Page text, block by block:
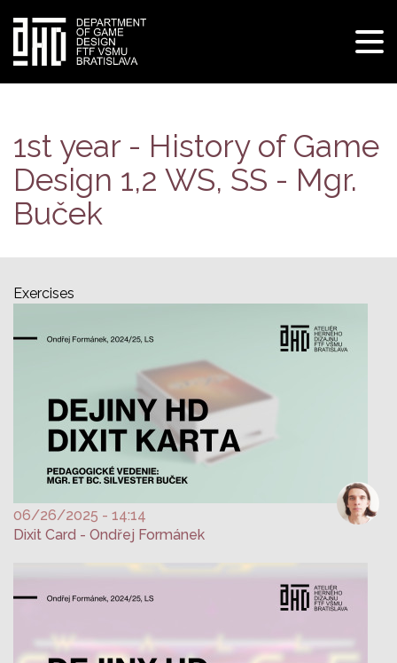
content
1st year - History of Game
Design 1,2 WS, SS - Mgr.
Buček
Exercises
06/26/2025 - 14:14
Dixit Card - Ondřej Formánek